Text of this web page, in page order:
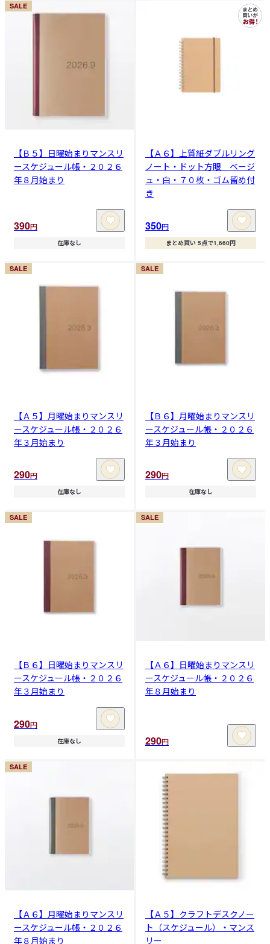
SALE
【Ｂ５】日曜始まりマンスリ
ースケジュール帳・２０２６
年８月始まり
390円
在庫なし
【Ａ６】上質紙ダブルリング
ノート・ドット方眼 ベージ
ュ・白・７０枚・ゴム留め付
き
350円
まとめ買い 5点で1,660円
SALE
【Ａ５】月曜始まりマンスリ
ースケジュール帳・２０２６
年３月始まり
290円
在庫なし
SALE
【Ｂ６】月曜始まりマンスリ
ースケジュール帳・２０２６
年３月始まり
290円
在庫なし
SALE
【Ｂ６】日曜始まりマンスリ
ースケジュール帳・２０２６
年３月始まり
290円
在庫なし
SALE
【Ａ６】日曜始まりマンスリ
ースケジュール帳・２０２６
年８月始まり
290円
SALE
【Ａ６】月曜始まりマンスリ
ースケジュール帳・２０２６
年８月始まり
【Ａ５】クラフトデスクノー
ト（スケジュール）・マンス
リー